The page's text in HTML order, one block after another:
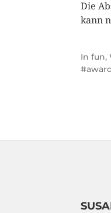
Die
kann
In fun,